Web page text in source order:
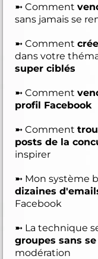
➼ Comment
sans jamais se
➼ Comment
dans votre
super ciblés
➼ Comment
profil Facebook
➼ Comment
posts de la
inspirer
➼ Mon système
dizaines
Facebook
➼ La technique
groupes sans
modération